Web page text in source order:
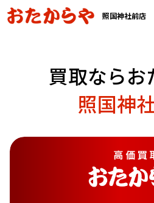
照国神社前店
買取ならお
照国神